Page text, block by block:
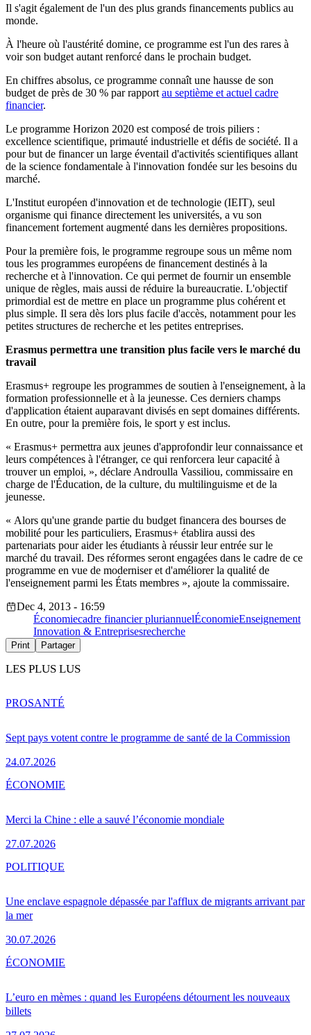
Il s'agit également de l'un des plus grands financements publics au
monde.
À l'heure où l'austérité domine, ce programme est l'un des rares à
voir son budget autant renforcé dans le prochain budget.
En chiffres absolus, ce programme connaît une hausse de son
budget de près de 30 % par rapport au septième et actuel cadre
financier.
Le programme Horizon 2020 est composé de trois piliers :
excellence scientifique, primauté industrielle et défis de société. Il a
pour but de financer un large éventail d'activités scientifiques allant
de la science fondamentale à l'innovation fondée sur les besoins du
marché.
L'Institut européen d'innovation et de technologie (IEIT), seul
organisme qui finance directement les universités, a vu son
financement fortement augmenté dans les dernières propositions.
Pour la première fois, le programme regroupe sous un même nom
tous les programmes européens de financement destinés à la
recherche et à l'innovation. Ce qui permet de fournir un ensemble
unique de règles, mais aussi de réduire la bureaucratie. L'objectif
primordial est de mettre en place un programme plus cohérent et
plus simple. Il sera dès lors plus facile d'accès, notamment pour les
petites structures de recherche et les petites entreprises.
Erasmus permettra une transition plus facile vers le marché du
travail
Erasmus+ regroupe les programmes de soutien à l'enseignement, à la
formation professionnelle et à la jeunesse. Ces derniers champs
d'application étaient auparavant divisés en sept domaines différents.
En outre, pour la première fois, le sport y est inclus.
« Erasmus+ permettra aux jeunes d'approfondir leur connaissance et
leurs compétences à l'étranger, ce qui renforcera leur capacité à
trouver un emploi, », déclare Androulla Vassiliou, commissaire en
charge de l'Éducation, de la culture, du multilinguisme et de la
jeunesse.
« Alors qu'une grande partie du budget financera des bourses de
mobilité pour les particuliers, Erasmus+ établira aussi des
partenariats pour aider les étudiants à réussir leur entrée sur le
marché du travail. Des réformes seront engagées dans le cadre de ce
programme en vue de moderniser et d'améliorer la qualité de
l'enseignement parmi les États membres », ajoute la commissaire.
Dec 4, 2013 - 16:59
Économiecadre financier pluriannuelÉconomieEnseignement
Innovation & Entreprisesrecherche
Print Partager
LES PLUS LUS
Sept pays votent contre le programme de santé de la Commission
24.07.2026
PROSANTÉ
Merci la Chine : elle a sauvé l’économie mondiale
27.07.2026
ÉCONOMIE
Une enclave espagnole dépassée par l'afflux de migrants arrivant par
la mer
30.07.2026
POLITIQUE
L’euro en mèmes : quand les Européens détournent les nouveaux
billets
ÉCONOMIE